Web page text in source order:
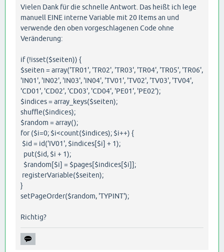
Vielen Dank für die schnelle Antwort. Das heißt ich lege
manuell EINE interne Variable mit 20 Items an und
verwende den oben vorgeschlagenen Code ohne
Veränderung:
if (!isset($seiten)) {
$seiten = array('TR01', 'TR02', 'TR03', 'TR04', 'TR05', 'TR06',
'IN01', 'IN02', 'IN03', 'IN04', 'TV01', 'TV02', 'TV03', 'TV04',
'CD01', 'CD02', 'CD03', 'CD04', 'PE01', 'PE02');
$indices = array_keys($seiten);
shuffle($indices);
$random = array();
for ($i=0; $i<count($indices); $i++) {
$id = id('IV01', $indices[$i] + 1);
put($id, $i + 1);
$random[$i] = $pages[$indices[$i]];
registerVariable($seiten);
}
setPageOrder($random, 'TYPINT');
Richtig?